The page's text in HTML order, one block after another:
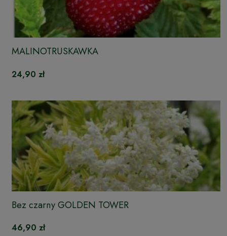
MALINOTRUSKAWKA
24,90 zł
Bez czarny GOLDEN TOWER
46,90 zł